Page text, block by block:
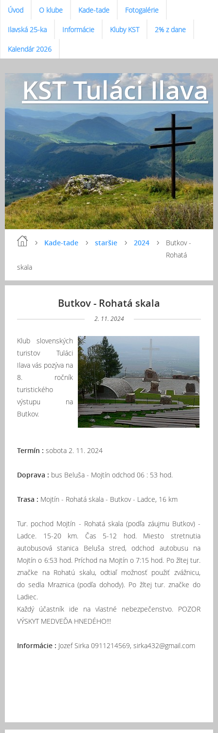
Úvod O klube Kade-tade Fotogalérie
Ilavská 25-ka Informácie Kluby KST 2% z dane
Kalendár 2026
KST Tuláci Ilava
Kade-tade staršie 2024
Butkov -
Rohatá
skala
Butkov - Rohatá skala
2. 11. 2024
Klub slovenských
turistov Tuláci
Ilava vás pozýva na
8. ročník
turistického
výstupu na
Butkov.
Termín : sobota 2. 11. 2024
Doprava : bus Beluša - Mojtín odchod 06 : 53 hod.
Trasa : Mojtín - Rohatá skala - Butkov - Ladce, 16 km
Tur. pochod Mojtín - Rohatá skala (podľa záujmu Butkov) -
Ladce. 15-20 km. Čas 5-12 hod. Miesto stretnutia
autobusová stanica Beluša stred, odchod autobusu na
Mojtín o 6:53 hod. Príchod na Mojtín o 7:15 hod. Po žltej tur.
značke na Rohatú skalu, odtiaľ možnosť použiť zvážnicu,
do sedla Mraznica (podľa dohody). Po žltej tur. značke do
Ladiec.
Každý účastník ide na vlastné nebezpečenstvo. POZOR
VÝSKYT MEDVEĎA HNEDÉHO!!!
Informácie : Jozef Sirka 0911214569, sirka432@gmail.com